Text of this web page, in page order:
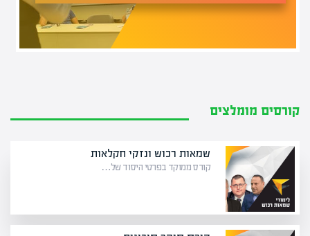
קורסים מומלצים
שמאות רכוש ונזקי חקלאות
קורס ממוקד בפרטי היסוד של…